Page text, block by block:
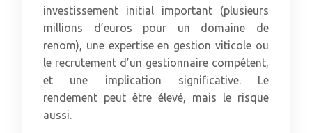
investissement initial important (plusieurs
millions d’euros pour un domaine de
renom), une expertise en gestion viticole ou
le recrutement d’un gestionnaire compétent,
et une implication significative. Le
rendement peut être élevé, mais le risque
aussi.